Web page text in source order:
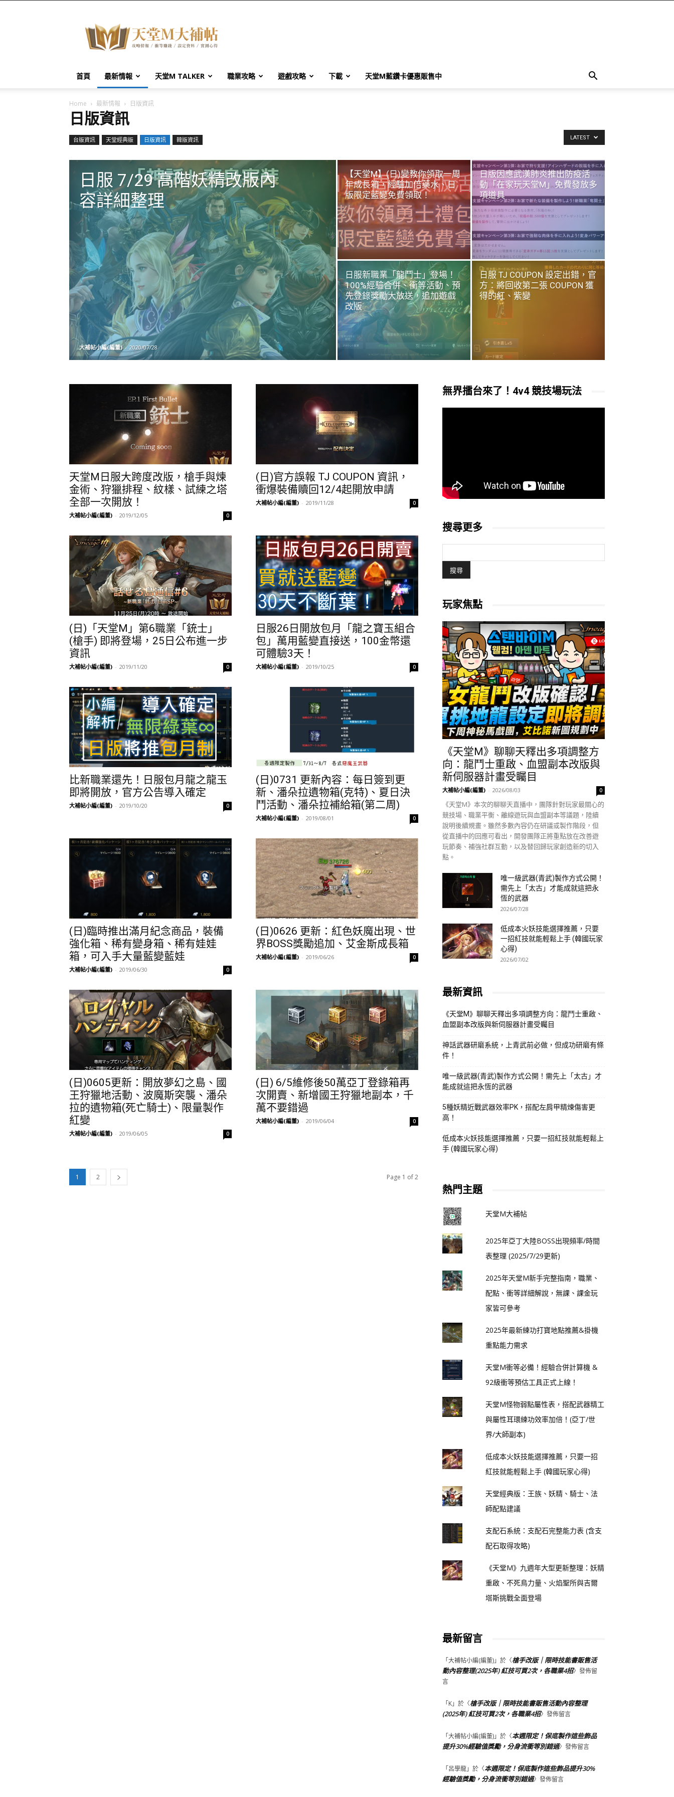
堂
M
大
帖
首頁 最新情報 天堂M TALKER 職業攻略 遊戲攻略 下載 天堂M藍鑽卡優惠販售中
Home 最新情報 日版資訊
日版資訊
台版資訊 天堂經典版 日版資訊 韓版資訊 LATEST
日服 7/29 高階妖精改版內
容詳細整理
大補帖小編(編董) - 2020/07/28
【天堂M】(日)變教你領取一周
年成長箱，經驗加倍藥水、日
版限定藍變免費領取！
日版因應武漢肺炎推出防疫活
動「在家玩天堂M」免費發放多
項道具
日服新職業「龍鬥士」登場！
100%經驗合併、衝等活動、預
先登錄獎勵大放送，追加遊戲
改版
日服 TJ COUPON 設定出錯，官
方：將回收第二張 COUPON 獲
得的紅、紫變
天堂M日服大跨度改版，槍手與煉
金術、狩獵排程、紋樣、試練之塔
全部一次開放！
大補帖小編(編董) - 2019/12/05 0
(日)官方誤報 TJ COUPON 資訊，
衝爆裝備贖回12/4起開放申請
大補帖小編(編董) - 2019/11/28 0
(日)「天堂M」第6職業「銃士」
(槍手) 即將登場，25日公布進一步
資訊
大補帖小編(編董) - 2019/11/20 0
日服26日開放包月「龍之寶玉組合
包」萬用藍變直接送，100金幣還
可體驗3天！
大補帖小編(編董) - 2019/10/25 0
比新職業還先！日服包月龍之龍玉
即將開放，官方公告導入確定
大補帖小編(編董) - 2019/10/20 0
(日)0731 更新內容：每日簽到更
新、潘朵拉遺物箱(克特)、夏日決
鬥活動、潘朵拉補給箱(第二周)
大補帖小編(編董) - 2019/08/01 0
(日)臨時推出滿月紀念商品，裝備
強化箱、稀有變身箱、稀有娃娃
箱，可入手大量藍變藍娃
大補帖小編(編董) - 2019/06/30 0
(日)0626 更新：紅色妖魔出現、世
界BOSS獎勵追加、艾金斯成長箱
大補帖小編(編董) - 2019/06/26 0
(日)0605更新：開放夢幻之島、國
王狩獵地活動、波魔斯突襲、潘朵
拉的遺物箱(死亡騎士)、限量製作
紅變
大補帖小編(編董) - 2019/06/05 0
(日) 6/5維修後50萬亞丁登錄箱再
次開賣、新增國王狩獵地副本，千
萬不要錯過
大補帖小編(編董) - 2019/06/04 0
1 2 Page 1 of 2
無界擂台來了！4v4 競技場玩法
搜尋更多
玩家焦點
《天堂M》聊聊天釋出多項調整方
向：龍鬥士重啟、血盟副本改版與
新伺服器計畫受矚目
大補帖小編(編董) - 2026/08/03 0
《天堂M》本次的聊聊天直播中，團隊針對玩家最關心的
競技場、職業平衡、離線遊玩與血盟副本等議題，陸續
說明後續規畫。雖然多數內容仍在研議或製作階段，但
從直播中的回應可看出，開發團隊正將重點放在改善遊
玩節奏、補強社群互動，以及替回歸玩家創造新的切入
點。
唯一級武器(青武)製作方式公開！
需先上「太古」才能成就這把永
恆的武器
2026/07/28
低成本火妖技能選擇推薦，只要
一招紅技就能輕鬆上手 (韓國玩家
心得)
2026/07/02
最新資訊
《天堂M》聊聊天釋出多項調整方向：龍鬥士重啟、
血盟副本改版與新伺服器計畫受矚目
神話武器研磨系統，上青武前必做，但成功研磨有條
件！
唯一級武器(青武)製作方式公開！需先上「太古」才
能成就這把永恆的武器
5種妖精近戰武器效率PK，搭配左肩甲精煉傷害更
高！
低成本火妖技能選擇推薦，只要一招紅技就能輕鬆上
手 (韓國玩家心得)
熱門主題
天堂M大補帖
2025年亞丁大陸BOSS出現頻率/時間
表整理 (2025/7/29更新)
2025年天堂M新手完整指南，職業、
配點、衝等詳細解說，無課、課金玩
家皆可參考
2025年最新練功打寶地點推薦&掛機
重點能力需求
天堂M衝等必備！經驗合併計算機 &
92級衝等預估工具正式上線！
天堂M怪物弱點屬性表，搭配武器精工
與屬性耳環練功效率加倍！(亞丁/世
界/大師副本)
低成本火妖技能選擇推薦，只要一招
紅技就能輕鬆上手 (韓國玩家心得)
天堂經典版：王族、妖精、騎士、法
師配點建議
支配石系統：支配石完整能力表 (含支
配石取得攻略)
《天堂M》九週年大型更新整理：妖精
重啟、不死鳥力量、火焰聖所與吉爾
塔斯挑戰全面登場
最新留言
「大補帖小編(編董)」於〈槍手改版｜限時技能書販售活
動內容整理(2025年) 紅技可買2次，各職業4招〉發佈留
言
「K」於〈槍手改版｜限時技能書販售活動內容整理
(2025年) 紅技可買2次，各職業4招〉發佈留言
「大補帖小編(編董)」於〈本週限定！保底製作這些飾品
提升30%經驗值獎勵，分身流衝等別錯過〉發佈留言
「呂學龍」於〈本週限定！保底製作這些飾品提升30%
經驗值獎勵，分身流衝等別錯過〉發佈留言